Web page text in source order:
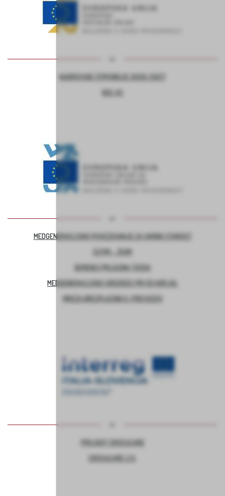
KADROVSKE ŠTIPENDIJE 2026/2027
KOC AS
MEDGENERACIJSKO POVEZOVANJE ZA VARNO STAROST
ČUTIM – ŽIVIM
DEMENCI PRIJAZNA TOČKA
MEDGENERACIJSKO SREDIŠČE PRI OŠ HORJUL
MREŽA BREZPLAČNIH E-PREVOZOV
PROJEKT CROSSCARE
CROSSCARE 2.0